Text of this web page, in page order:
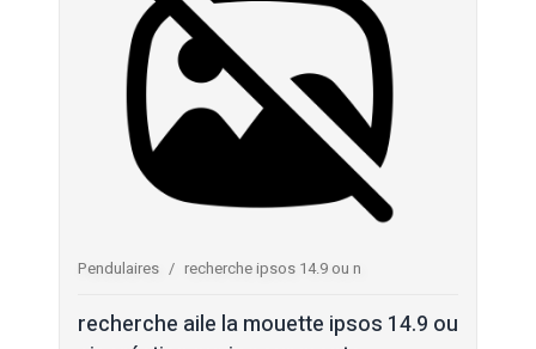
Pendulaires recherche ipsos 14.9 ou n
recherche aile la mouette ipsos 14.9 ou